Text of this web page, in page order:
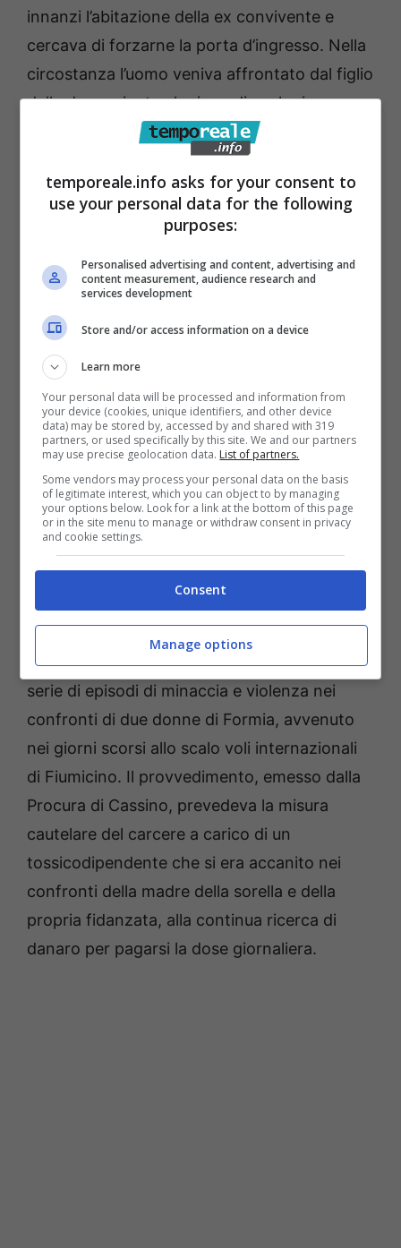
innanzi l’abitazione della ex convivente e
cercava di forzarne la porta d’ingresso. Nella
circostanza l’uomo veniva affrontato dal figlio
della denunziante che impediva che i
danneggiamenti fossero portati ad ulteriori
Gli operatori del Commissariato di Formia si
ulteriori elementi a conferma di quanto
denunziato e ascoltavano – pertanto – alcuni
testi indicati nella denunzia, completando il
quadro della vicenda.
Per quanto sopra la Questura di
Latina/Divisione Anticrimine ha emesso il
provvedimento di ammonimento da parte del
Questore, come previsto dalla Legge sugli atti
persecutori cd. stalking, notificato
prontamente nei confronti del destinatario.
E’ questo l’ennesimo episodio che viene
trattato dalla Polizia di Stato, che segue di
poco l’avvenuto arresto dell’autore di una
serie di episodi di minaccia e violenza nei
confronti di due donne di Formia, avvenuto
nei giorni scorsi allo scalo voli internazionali
di Fiumicino. Il provvedimento, emesso dalla
Procura di Cassino, prevedeva la misura
cautelare del carcere a carico di un
tossicodipendente che si era accanito nei
confronti della madre della sorella e della
propria fidanzata, alla continua ricerca di
danaro per pagarsi la dose giornaliera.
temporeale.info asks for your consent to
use your personal data for the following
purposes:
Personalised advertising and content, advertising and
content measurement, audience research and
services development
Store and/or access information on a device
Learn more
Your personal data will be processed and information from
your device (cookies, unique identifiers, and other device
data) may be stored by, accessed by and shared with 319
partners, or used specifically by this site. We and our partners
may use precise geolocation data. List of partners.
Some vendors may process your personal data on the basis
of legitimate interest, which you can object to by managing
your options below. Look for a link at the bottom of this page
or in the site menu to manage or withdraw consent in privacy
and cookie settings.
Consent
Manage options